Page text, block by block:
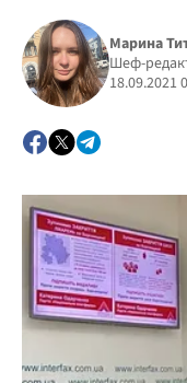
Политика
Марина
Шеф-
18.09.2021